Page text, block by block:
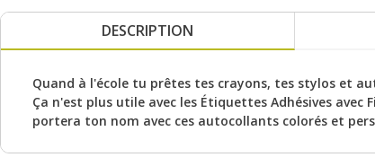
DESCRIPTION
Quand à l'école tu prêtes tes crayons, tes stylos et
Ça n'est plus utile avec les Étiquettes Adhésives avec
portera ton nom avec ces autocollants colorés et